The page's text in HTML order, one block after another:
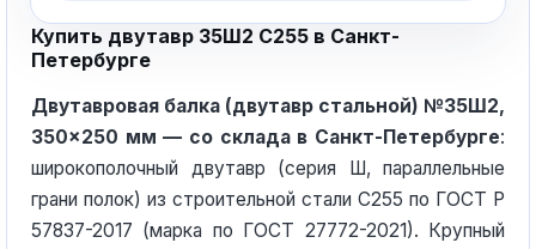
Купить двутавр 35Ш2 С255 в Санкт-
Петербурге
Двутавровая балка (двутавр стальной) №35Ш2,
350×250 мм — со склада в Санкт-Петербурге:
широкополочный двутавр (серия Ш, параллельные
грани полок) из строительной стали С255 по ГОСТ Р
57837-2017 (марка по ГОСТ 27772-2021). Крупный